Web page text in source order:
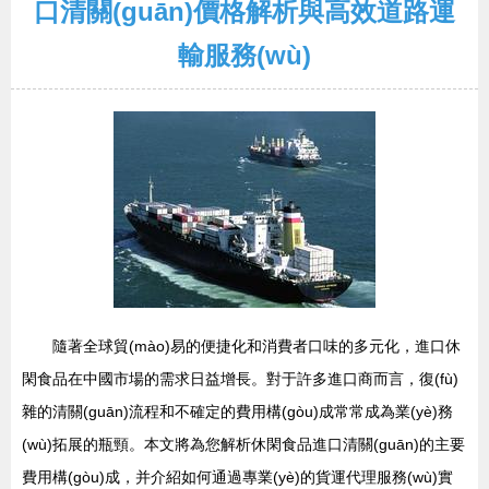
口清關(guān)價格解析與高效道路運
輸服務(wù)
隨著全球貿(mào)易的便捷化和消費者口味的多元化，進口休
閑食品在中國市場的需求日益增長。對于許多進口商而言，復(fù)
雜的清關(guān)流程和不確定的費用構(gòu)成常常成為業(yè)務
(wù)拓展的瓶頸。本文將為您解析休閑食品進口清關(guān)的主要
費用構(gòu)成，并介紹如何通過專業(yè)的貨運代理服務(wù)實